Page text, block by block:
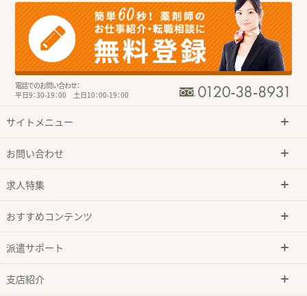
電話でのお問い合わせ：
平日9：30-19：00 土日10：00-19：00
サイトメニュー
お問い合わせ
求人特集
おすすめコンテンツ
派遣サポート
支店紹介